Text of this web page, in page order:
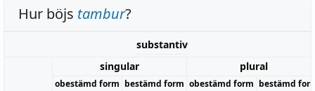
Hur böjs tambur?
substantiv
singular
plural
obestämd form bestämd form obestämd form bestämd